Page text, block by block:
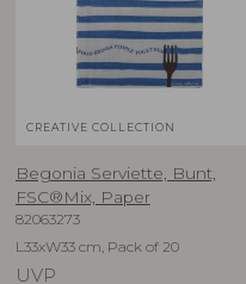
CREATIVE COLLECTION
Begonia Serviette, Bunt,
FSC®Mix, Paper
82063273
L33xW33 cm, Pack of 20
UVP